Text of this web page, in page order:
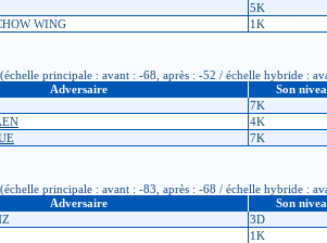
5K
WING 1K
principale : avant : -68, après : -52 / échelle hybride :
Adversaire Son
7K
4K
7K
principale : avant : -83, après : -68 / échelle hybride :
Adversaire Son
3D
1K